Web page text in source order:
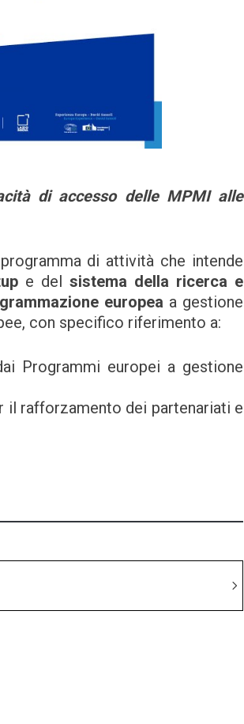
di accesso delle MPMI alle
di attività che intende
e del sistema della ricerca e
europea a gestione
con specifico riferimento a:
Programmi europei a gestione
il rafforzamento dei partenariati e